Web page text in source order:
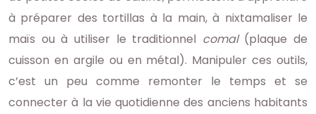
à préparer des tortillas à la main, à nixtamaliser le
maïs ou à utiliser le traditionnel comal(plaque de
cuisson en argile ou en métal). Manipuler ces outils,
c’est un peu comme remonter le temps et se
connecter à la vie quotidienne des anciens habitants